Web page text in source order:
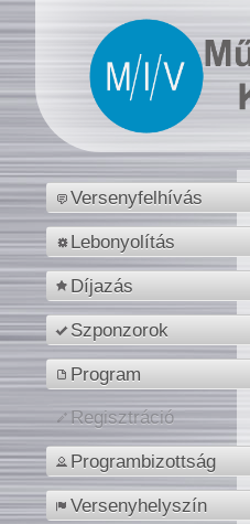
Versenyfelhívás
Lebonyolítás
Díjazás
Szponzorok
Program
Regisztráció
Programbizottság
Versenyhelyszín